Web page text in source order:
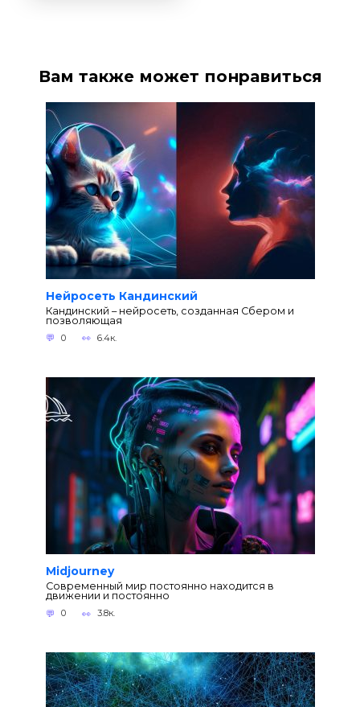
Вам также может понравиться
Нейросеть Кандинский
Кандинский – нейросеть, созданная Сбером и
позволяющая
0 6.4к.
Midjourney
Современный мир постоянно находится в
движении и постоянно
0 3.8к.